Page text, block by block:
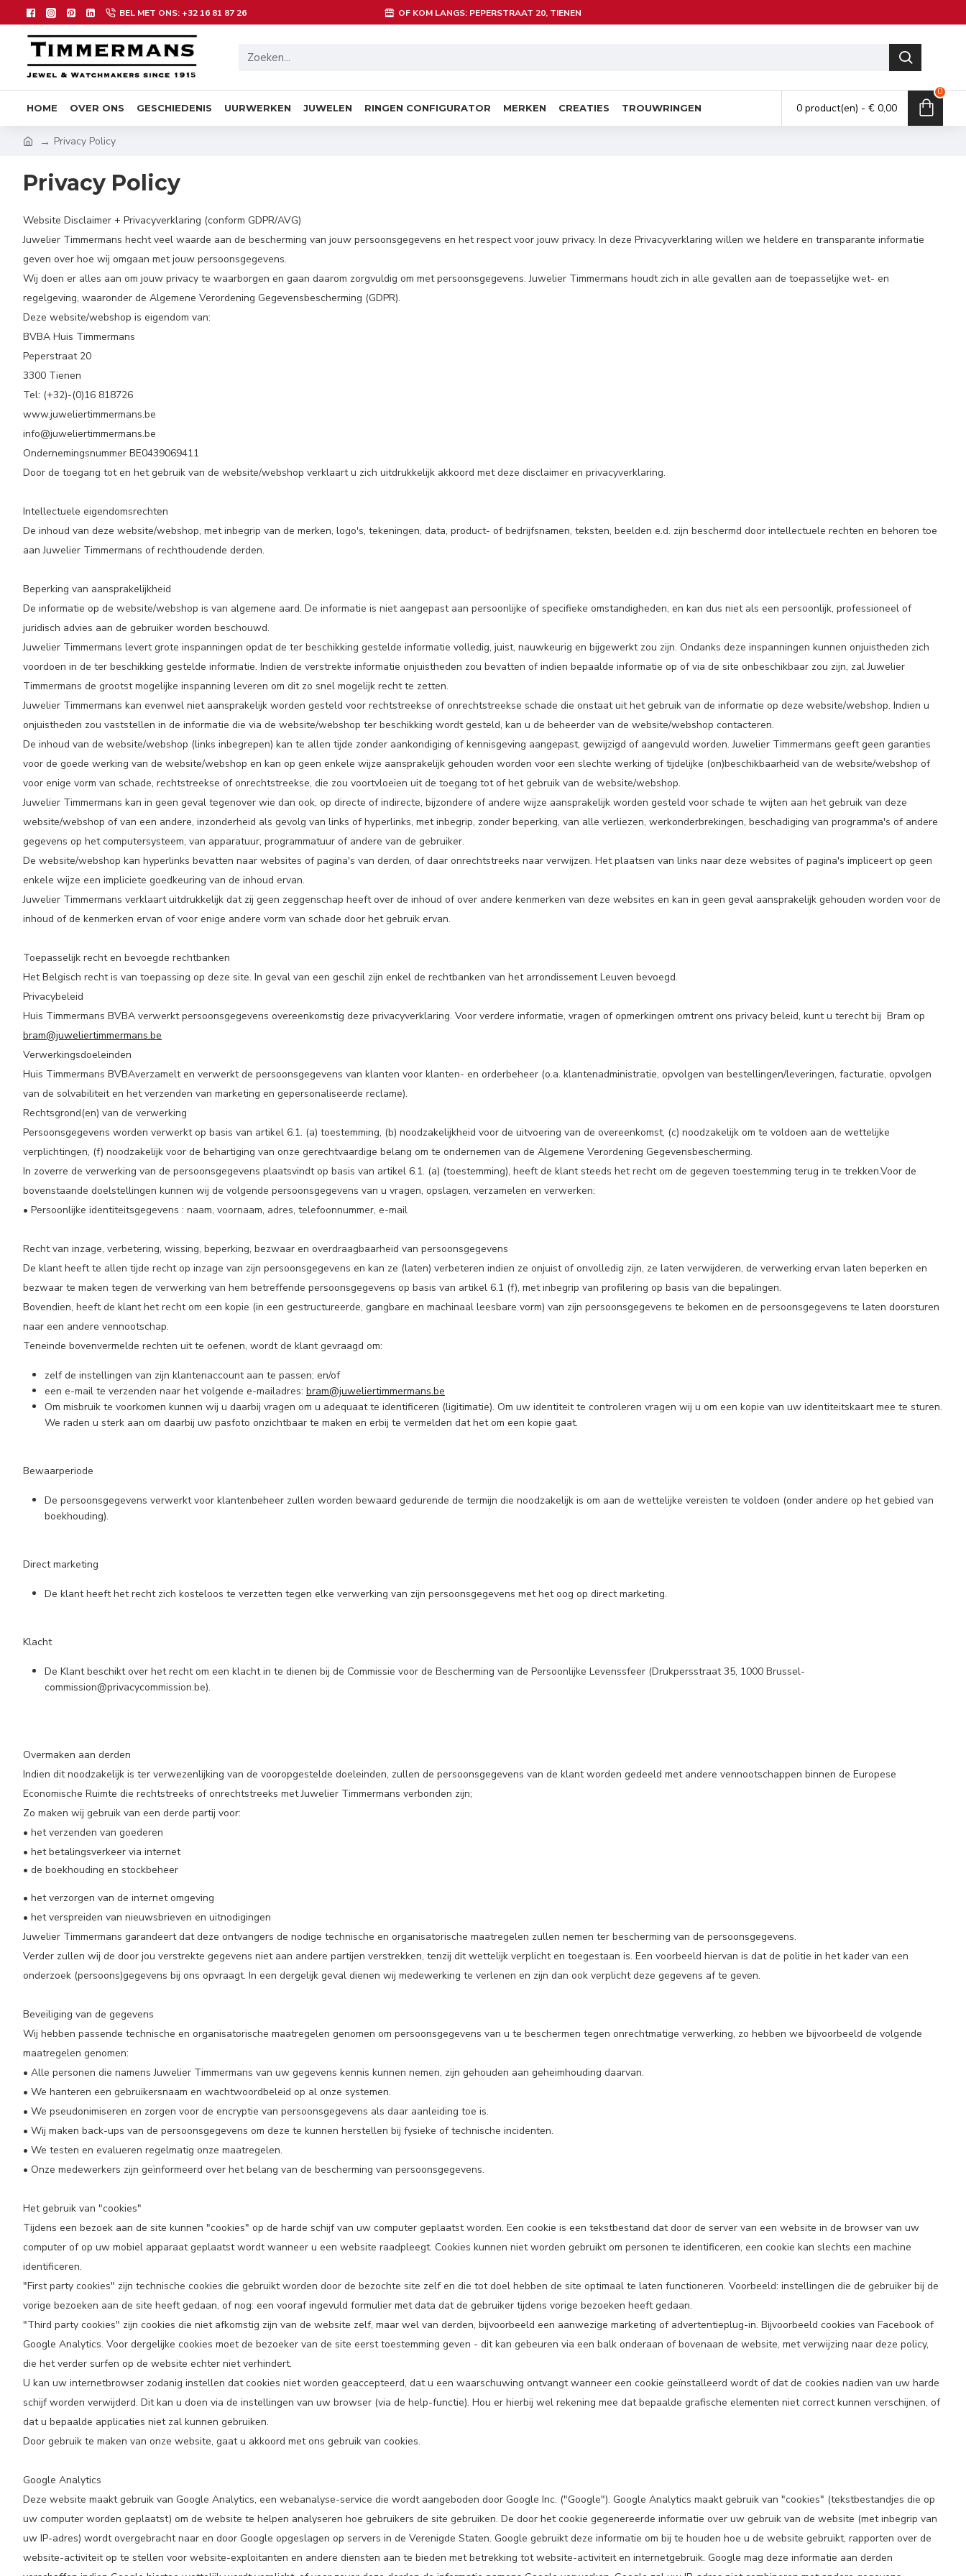
BEL MET ONS: +32 16 81 87 26 OF KOM LANGS: PEPERSTRAAT 20, TIENEN
HOME OVER ONS GESCHIEDENIS UURWERKEN JUWELEN RINGEN CONFIGURATOR MERKEN CREATIES TROUWRINGEN 0 product(en) - € 0,00
0
Privacy Policy
Privacy Policy
Website Disclaimer + Privacyverklaring (conform GDPR/AVG)
Juwelier Timmermans hecht veel waarde aan de bescherming van jouw persoonsgegevens en het respect voor jouw privacy. In deze Privacyverklaring willen we heldere en transparante informatie
geven over hoe wij omgaan met jouw persoonsgegevens.
Wij doen er alles aan om jouw privacy te waarborgen en gaan daarom zorgvuldig om met persoonsgegevens. Juwelier Timmermans houdt zich in alle gevallen aan de toepasselijke wet- en
regelgeving, waaronder de Algemene Verordening Gegevensbescherming (GDPR).
Deze website/webshop is eigendom van:
BVBA Huis Timmermans
Peperstraat 20
3300 Tienen
Tel: (+32)-(0)16 818726
www.juweliertimmermans.be
info@juweliertimmermans.be
Ondernemingsnummer BE0439069411
Door de toegang tot en het gebruik van de website/webshop verklaart u zich uitdrukkelijk akkoord met deze disclaimer en privacyverklaring.
Intellectuele eigendomsrechten
De inhoud van deze website/webshop, met inbegrip van de merken, logo's, tekeningen, data, product- of bedrijfsnamen, teksten, beelden e.d. zijn beschermd door intellectuele rechten en behoren toe
aan Juwelier Timmermans of rechthoudende derden.
Beperking van aansprakelijkheid
De informatie op de website/webshop is van algemene aard. De informatie is niet aangepast aan persoonlijke of specifieke omstandigheden, en kan dus niet als een persoonlijk, professioneel of
juridisch advies aan de gebruiker worden beschouwd.
Juwelier Timmermans levert grote inspanningen opdat de ter beschikking gestelde informatie volledig, juist, nauwkeurig en bijgewerkt zou zijn. Ondanks deze inspanningen kunnen onjuistheden zich
voordoen in de ter beschikking gestelde informatie. Indien de verstrekte informatie onjuistheden zou bevatten of indien bepaalde informatie op of via de site onbeschikbaar zou zijn, zal Juwelier
Timmermans de grootst mogelijke inspanning leveren om dit zo snel mogelijk recht te zetten.
Juwelier Timmermans kan evenwel niet aansprakelijk worden gesteld voor rechtstreekse of onrechtstreekse schade die onstaat uit het gebruik van de informatie op deze website/webshop. Indien u
onjuistheden zou vaststellen in de informatie die via de website/webshop ter beschikking wordt gesteld, kan u de beheerder van de website/webshop contacteren.
De inhoud van de website/webshop (links inbegrepen) kan te allen tijde zonder aankondiging of kennisgeving aangepast, gewijzigd of aangevuld worden. Juwelier Timmermans geeft geen garanties
voor de goede werking van de website/webshop en kan op geen enkele wijze aansprakelijk gehouden worden voor een slechte werking of tijdelijke (on)beschikbaarheid van de website/webshop of
voor enige vorm van schade, rechtstreekse of onrechtstreekse, die zou voortvloeien uit de toegang tot of het gebruik van de website/webshop.
Juwelier Timmermans kan in geen geval tegenover wie dan ook, op directe of indirecte, bijzondere of andere wijze aansprakelijk worden gesteld voor schade te wijten aan het gebruik van deze
website/webshop of van een andere, inzonderheid als gevolg van links of hyperlinks, met inbegrip, zonder beperking, van alle verliezen, werkonderbrekingen, beschadiging van programma's of andere
gegevens op het computersysteem, van apparatuur, programmatuur of andere van de gebruiker.
De website/webshop kan hyperlinks bevatten naar websites of pagina's van derden, of daar onrechtstreeks naar verwijzen. Het plaatsen van links naar deze websites of pagina's impliceert op geen
enkele wijze een impliciete goedkeuring van de inhoud ervan.
Juwelier Timmermans verklaart uitdrukkelijk dat zij geen zeggenschap heeft over de inhoud of over andere kenmerken van deze websites en kan in geen geval aansprakelijk gehouden worden voor de
inhoud of de kenmerken ervan of voor enige andere vorm van schade door het gebruik ervan.
Toepasselijk recht en bevoegde rechtbanken
Het Belgisch recht is van toepassing op deze site. In geval van een geschil zijn enkel de rechtbanken van het arrondissement Leuven bevoegd.
Privacybeleid
Huis Timmermans BVBA verwerkt persoonsgegevens overeenkomstig deze privacyverklaring. Voor verdere informatie, vragen of opmerkingen omtrent ons privacy beleid, kunt u terecht bij Bram op
bram@juweliertimmermans.be
Verwerkingsdoeleinden
Huis Timmermans BVBAverzamelt en verwerkt de persoonsgegevens van klanten voor klanten- en orderbeheer (o.a. klantenadministratie, opvolgen van bestellingen/leveringen, facturatie, opvolgen
van de solvabiliteit en het verzenden van marketing en gepersonaliseerde reclame).
Rechtsgrond(en) van de verwerking
Persoonsgegevens worden verwerkt op basis van artikel 6.1. (a) toestemming, (b) noodzakelijkheid voor de uitvoering van de overeenkomst, (c) noodzakelijk om te voldoen aan de wettelijke
verplichtingen, (f) noodzakelijk voor de behartiging van onze gerechtvaardige belang om te ondernemen van de Algemene Verordening Gegevensbescherming.
In zoverre de verwerking van de persoonsgegevens plaatsvindt op basis van artikel 6.1. (a) (toestemming), heeft de klant steeds het recht om de gegeven toestemming terug in te trekken.Voor de
bovenstaande doelstellingen kunnen wij de volgende persoonsgegevens van u vragen, opslagen, verzamelen en verwerken:
• Persoonlijke identiteitsgegevens : naam, voornaam, adres, telefoonnummer, e-mail
Recht van inzage, verbetering, wissing, beperking, bezwaar en overdraagbaarheid van persoonsgegevens
De klant heeft te allen tijde recht op inzage van zijn persoonsgegevens en kan ze (laten) verbeteren indien ze onjuist of onvolledig zijn, ze laten verwijderen, de verwerking ervan laten beperken en
bezwaar te maken tegen de verwerking van hem betreffende persoonsgegevens op basis van artikel 6.1 (f), met inbegrip van profilering op basis van die bepalingen.
Bovendien, heeft de klant het recht om een kopie (in een gestructureerde, gangbare en machinaal leesbare vorm) van zijn persoonsgegevens te bekomen en de persoonsgegevens te laten doorsturen
naar een andere vennootschap.
Teneinde bovenvermelde rechten uit te oefenen, wordt de klant gevraagd om:
zelf de instellingen van zijn klantenaccount aan te passen; en/of
een e-mail te verzenden naar het volgende e-mailadres: bram@juweliertimmermans.be
Om misbruik te voorkomen kunnen wij u daarbij vragen om u adequaat te identificeren (ligitimatie). Om uw identiteit te controleren vragen wij u om een kopie van uw identiteitskaart mee te sturen.
We raden u sterk aan om daarbij uw pasfoto onzichtbaar te maken en erbij te vermelden dat het om een kopie gaat.
Bewaarperiode
De persoonsgegevens verwerkt voor klantenbeheer zullen worden bewaard gedurende de termijn die noodzakelijk is om aan de wettelijke vereisten te voldoen (onder andere op het gebied van
boekhouding).
Direct marketing
De klant heeft het recht zich kosteloos te verzetten tegen elke verwerking van zijn persoonsgegevens met het oog op direct marketing.
Klacht
De Klant beschikt over het recht om een klacht in te dienen bij de Commissie voor de Bescherming van de Persoonlijke Levenssfeer (Drukpersstraat 35, 1000 Brussel-
commission@privacycommission.be).
Overmaken aan derden
Indien dit noodzakelijk is ter verwezenlijking van de vooropgestelde doeleinden, zullen de persoonsgegevens van de klant worden gedeeld met andere vennootschappen binnen de Europese
Economische Ruimte die rechtstreeks of onrechtstreeks met Juwelier Timmermans verbonden zijn;
Zo maken wij gebruik van een derde partij voor:
• het verzenden van goederen
• het betalingsverkeer via internet
• de boekhouding en stockbeheer
• het verzorgen van de internet omgeving
• het verspreiden van nieuwsbrieven en uitnodigingen
Juwelier Timmermans garandeert dat deze ontvangers de nodige technische en organisatorische maatregelen zullen nemen ter bescherming van de persoonsgegevens.
Verder zullen wij de door jou verstrekte gegevens niet aan andere partijen verstrekken, tenzij dit wettelijk verplicht en toegestaan is. Een voorbeeld hiervan is dat de politie in het kader van een
onderzoek (persoons)gegevens bij ons opvraagt. In een dergelijk geval dienen wij medewerking te verlenen en zijn dan ook verplicht deze gegevens af te geven.
Beveiliging van de gegevens
Wij hebben passende technische en organisatorische maatregelen genomen om persoonsgegevens van u te beschermen tegen onrechtmatige verwerking, zo hebben we bijvoorbeeld de volgende
maatregelen genomen:
• Alle personen die namens Juwelier Timmermans van uw gegevens kennis kunnen nemen, zijn gehouden aan geheimhouding daarvan.
• We hanteren een gebruikersnaam en wachtwoordbeleid op al onze systemen.
• We pseudonimiseren en zorgen voor de encryptie van persoonsgegevens als daar aanleiding toe is.
• Wij maken back-ups van de persoonsgegevens om deze te kunnen herstellen bij fysieke of technische incidenten.
• We testen en evalueren regelmatig onze maatregelen.
• Onze medewerkers zijn geïnformeerd over het belang van de bescherming van persoonsgegevens.
Het gebruik van "cookies"
Tijdens een bezoek aan de site kunnen "cookies" op de harde schijf van uw computer geplaatst worden. Een cookie is een tekstbestand dat door de server van een website in de browser van uw
computer of op uw mobiel apparaat geplaatst wordt wanneer u een website raadpleegt. Cookies kunnen niet worden gebruikt om personen te identificeren, een cookie kan slechts een machine
identificeren.
"First party cookies" zijn technische cookies die gebruikt worden door de bezochte site zelf en die tot doel hebben de site optimaal te laten functioneren. Voorbeeld: instellingen die de gebruiker bij de
vorige bezoeken aan de site heeft gedaan, of nog: een vooraf ingevuld formulier met data dat de gebruiker tijdens vorige bezoeken heeft gedaan.
"Third party cookies" zijn cookies die niet afkomstig zijn van de website zelf, maar wel van derden, bijvoorbeeld een aanwezige marketing of advertentieplug-in. Bijvoorbeeld cookies van Facebook of
Google Analytics. Voor dergelijke cookies moet de bezoeker van de site eerst toestemming geven - dit kan gebeuren via een balk onderaan of bovenaan de website, met verwijzing naar deze policy,
die het verder surfen op de website echter niet verhindert.
U kan uw internetbrowser zodanig instellen dat cookies niet worden geaccepteerd, dat u een waarschuwing ontvangt wanneer een cookie geïnstalleerd wordt of dat de cookies nadien van uw harde
schijf worden verwijderd. Dit kan u doen via de instellingen van uw browser (via de help-functie). Hou er hierbij wel rekening mee dat bepaalde grafische elementen niet correct kunnen verschijnen, of
dat u bepaalde applicaties niet zal kunnen gebruiken.
Door gebruik te maken van onze website, gaat u akkoord met ons gebruik van cookies.
Google Analytics
Deze website maakt gebruik van Google Analytics, een webanalyse-service die wordt aangeboden door Google Inc. ("Google"). Google Analytics maakt gebruik van "cookies" (tekstbestandjes die op
uw computer worden geplaatst) om de website te helpen analyseren hoe gebruikers de site gebruiken. De door het cookie gegenereerde informatie over uw gebruik van de website (met inbegrip van
uw IP-adres) wordt overgebracht naar en door Google opgeslagen op servers in de Verenigde Staten. Google gebruikt deze informatie om bij te houden hoe u de website gebruikt, rapporten over de
website-activiteit op te stellen voor website-exploitanten en andere diensten aan te bieden met betrekking tot website-activiteit en internetgebruik. Google mag deze informatie aan derden